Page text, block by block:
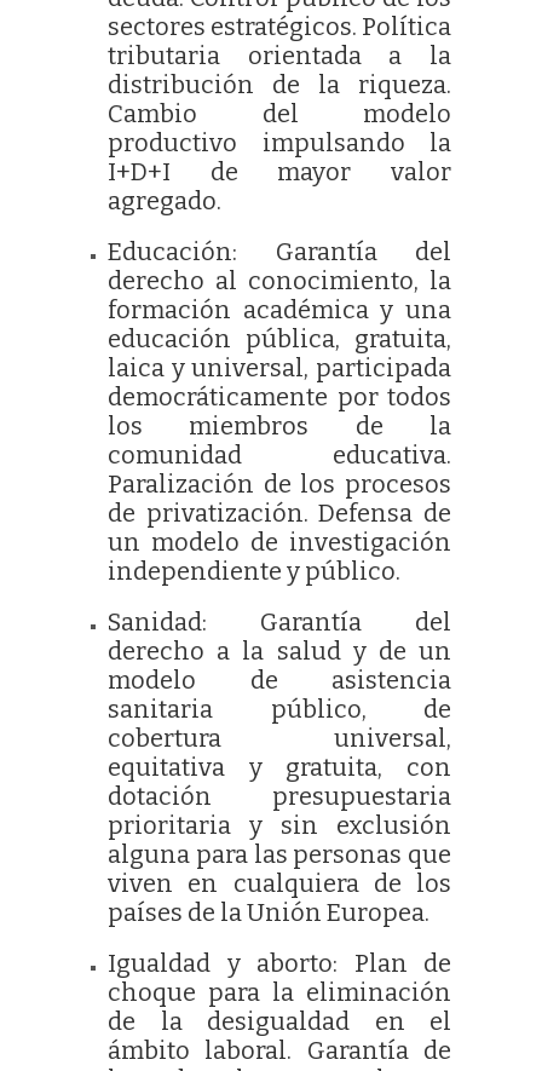
sectores estratégicos. Política
tributaria orientada a la
distribución de la riqueza.
Cambio del modelo
productivo impulsando la
I+D+I de mayor valor
agregado.
Educación: Garantía del
derecho al conocimiento, la
formación académica y una
educación pública, gratuita,
laica y universal, participada
democráticamente por todos
los miembros de la
comunidad educativa.
Paralización de los procesos
de privatización. Defensa de
un modelo de investigación
independiente y público.
Sanidad: Garantía del
derecho a la salud y de un
modelo de asistencia
sanitaria público, de
cobertura universal,
equitativa y gratuita, con
dotación presupuestaria
prioritaria y sin exclusión
alguna para las personas que
viven en cualquiera de los
países de la Unión Europea.
Igualdad y aborto: Plan de
choque para la eliminación
de la desigualdad en el
ámbito laboral. Garantía de